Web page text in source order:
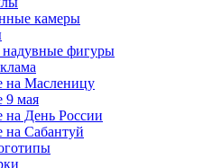
камеры
фигуры
на Масленицу
9 мая
День России
Сабантуй